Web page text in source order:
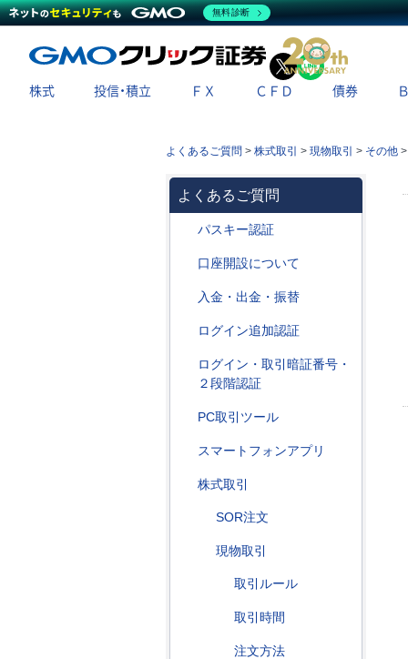
X
株式 投信・積立 ＦＸ ＣＦＤ 債券
よくあるご質問 > 株式取引 > 現物取引 > その他
よくあるご質問
パスキー認証
口座開設について
入金・出金・振替
ログイン追加認証
ログイン・取引暗証番号・
２段階認証
PC取引ツール
スマートフォンアプリ
株式取引
SOR注文
現物取引
取引ルール
取引時間
注文方法
無料診断